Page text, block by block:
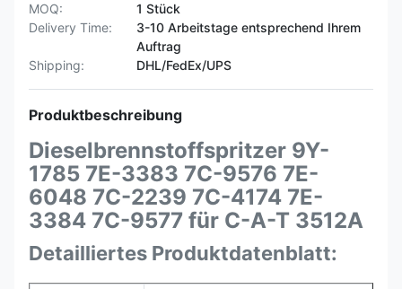
MOQ:
1 Stück
Delivery Time:
3-10 Arbeitstage entsprechend Ihrem
Auftrag
Shipping:
DHL/FedEx/UPS
Produktbeschreibung
Dieselbrennstoffspritzer 9Y-
1785 7E-3383 7C-9576 7E-
6048 7C-2239 7C-4174 7E-
3384 7C-9577 für C-A-T 3512A
Detailliertes Produktdatenblatt: